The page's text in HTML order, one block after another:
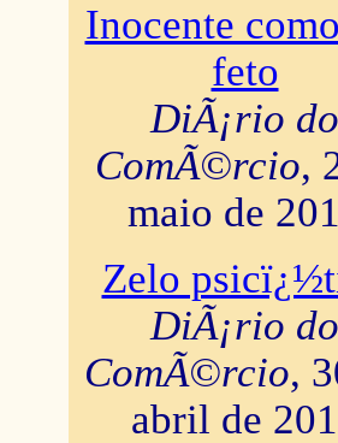
Inocente
feto
DiÃ¡rio do
ComÃ©rcio,
maio de
Zelo
DiÃ¡rio do
ComÃ©rcio,
abril de